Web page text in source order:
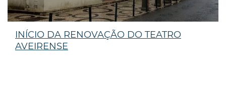
INÍCIO DA RENOVAÇÃO DO TEATRO
AVEIRENSE